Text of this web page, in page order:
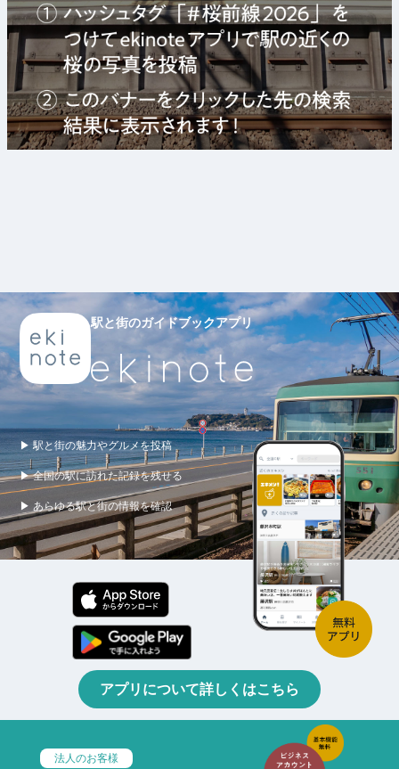
駅と街のガイドブックアプリ
▶ 駅と街の魅力やグルメを投稿
▶ 全国の駅に訪れた記録を残せる
▶ あらゆる駅と街の情報を確認
アプリについて詳しくはこちら
法人のお客様